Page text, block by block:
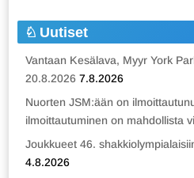
Uutiset
Vantaan Kesälava, Myyr York
20.8.2026 7.8.2026
Nuorten JSM:ään on
ilmoittautuminen on mahdollista
Joukkueet 46.
4.8.2026